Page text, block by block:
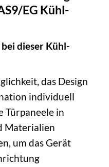
EG Kühl-
bei dieser Kühl-
das Design
individuell
Türpaneele in
Materialien
um das Gerät